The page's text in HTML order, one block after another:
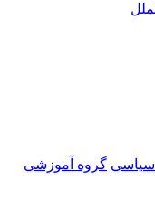
سیاسی گروه آموزشی